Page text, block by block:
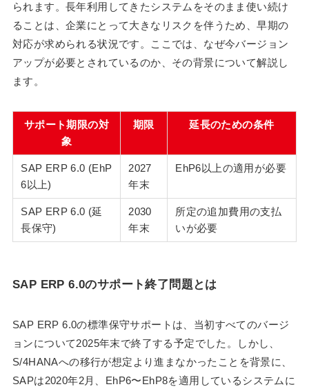
られます。長年利用してきたシステムをそのまま使い続け
ることは、企業にとって大きなリスクを伴うため、早期の
対応が求められる状況です。ここでは、なぜ今バージョン
アップが必要とされているのか、その背景について解説し
ます。
サポート期限の対
象
期限 延長のための条件
SAP ERP 6.0 (EhP
6以上)
2027
年末
EhP6以上の適用が必要
SAP ERP 6.0 (延
長保守)
2030
年末
所定の追加費用の支払
いが必要
SAP ERP 6.0のサポート終了問題とは
SAP ERP 6.0の標準保守サポートは、当初すべてのバージ
ョンについて2025年末で終了する予定でした。しかし、
S/4HANAへの移行が想定より進まなかったことを背景に、
SAPは2020年2月、EhP6〜EhP8を適用しているシステムに